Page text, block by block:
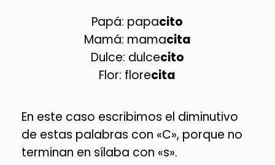
Papá: papacito
Mamá: mamacita
Dulce: dulcecito
Flor: florecita
En este caso escribimos el diminutivo
de estas palabras con «C», porque no
terminan en sílaba con «s».